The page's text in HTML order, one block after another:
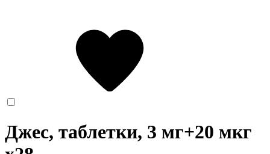
Джес, таблетки, 3 мг+20 мкг